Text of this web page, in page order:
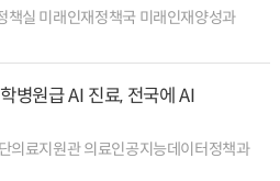
책실 미래인재정책국 미래인재양성과
병원급 AI 진료, 전국에 AI
의료지원관 의료인공지능데이터정책과